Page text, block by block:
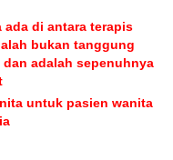
di antara terapis
bukan tanggung
adalah sepenuhnya
untuk pasien wanita